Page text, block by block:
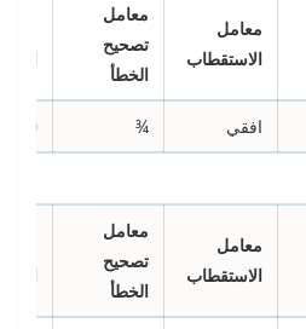
معامل
الاستقطاب
معامل
تصحيح
الخطأ
افقي ¾
معامل
الاستقطاب
معامل
تصحيح
الخطأ